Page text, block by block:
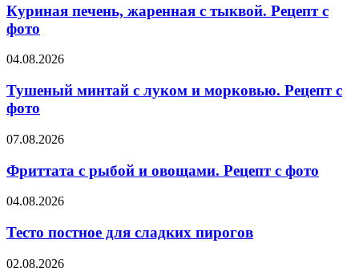
жаренная
с
тыквой.
с
Куриная печень, жаренная с тыквой. Рецепт с
фото
Тушеный
с
луком
и
Рецепт
фото
04.08.2026
Тушеный минтай с луком и морковью. Рецепт с
фото
Фриттата
рыбой
и
овощами.
с
фото
07.08.2026
Фриттата с рыбой и овощами. Рецепт с фото
Тесто
для
сладких
пирогов
04.08.2026
Тесто постное для сладких пирогов
Каша
02.08.2026